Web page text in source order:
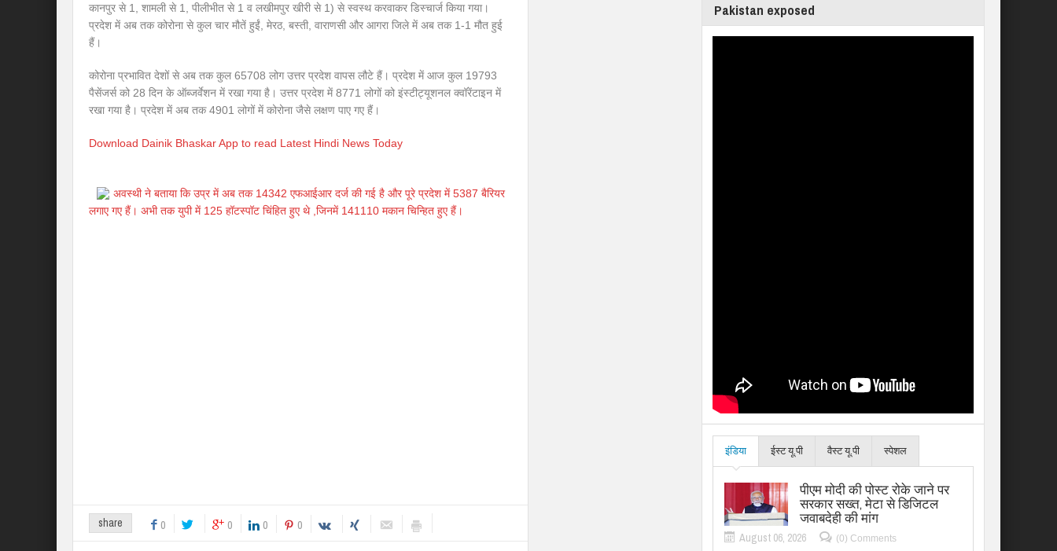
कानपुर से 1, शामली से 1, पीलीभीत से 1 व लखीमपुर खीरी से 1) से स्वस्थ करवाकर डिस्चार्ज किया गया।
प्रदेश में अब तक कोरोना से कुल चार मौतें हुईं, मेरठ, बस्ती, वाराणसी और आगरा जिले में अब तक 1-1 मौत हुई
हैं।
कोरोना प्रभावित देशों से अब तक कुल 65708 लोग उत्तर प्रदेश वापस लौटे हैं। प्रदेश में आज कुल 19793
पैसेंजर्स को 28 दिन के ऑब्जर्वेशन में रखा गया है। उत्तर प्रदेश में 8771 लोगों को इंस्टीट्यूशनल क्वॉरेंटाइन में
रखा गया है। प्रदेश में अब तक 4901 लोगों में कोरोना जैसे लक्षण पाए गए हैं।
Download Dainik Bhaskar App to read Latest Hindi News Today
अवस्थी ने बताया कि उप्र में अब तक 14342 एफआईआर दर्ज की गई है और पूरे प्रदेश में 5387 बैरियर
लगाए गए हैं। अभी तक युपी में 125 हॉटस्पॉट चिंहित हुए थे ,जिनमें 141110 मकान चिन्हित हुए हैं।
share 0 0 0 0
Pakistan exposed
इंडिया ईस्ट यू.पी वैस्ट यू.पी स्पेशल
पीएम मोदी की पोस्ट रोके जाने पर
सरकार सख्त, मेटा से डिजिटल
जवाबदेही की मांग
August 06, 2026 (0) Comments